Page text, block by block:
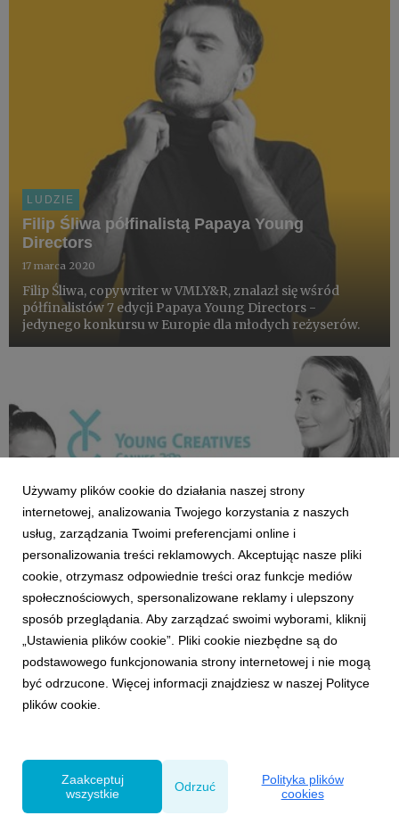
LUDZIE
Filip Śliwa półfinalistą Papaya Young
Directors
17 marca 2020
Filip Śliwa, copywriter w VMLY&R, znalazł się wśród
półfinalistów 7 edycji Papaya Young Directors -
jedynego konkursu w Europie dla młodych reżyserów.
NAGRODY
Dwa zwycięskie teamy w Young Creatives
Cannes 2020
17 maja 2020
Sylwia Janiszewska i Joanna Komorowska w kategorii
Design oraz Ada Kamienobrocka i Filip Śliwa w kategorii
Film zwycięzcami tegorocznej edycji Young Creatives
Używamy plików cookie do działania naszej strony
internetowej, analizowania Twojego korzystania z naszych
usług, zarządzania Twoimi preferencjami online i
personalizowania treści reklamowych. Akceptując nasze pliki
cookie, otrzymasz odpowiednie treści oraz funkcje mediów
społecznościowych, spersonalizowane reklamy i ulepszony
sposób przeglądania. Aby zarządzać swoimi wyborami, kliknij
„Ustawienia plików cookie”. Pliki cookie niezbędne są do
podstawowego funkcjonowania strony internetowej i nie mogą
być odrzucone. Więcej informacji znajdziesz w naszej Polityce
plików cookie.
Zaakceptuj
wszystkie
Odrzuć
Polityka plików
cookies